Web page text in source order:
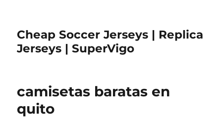
Cheap Soccer Jerseys | Replica
Jerseys | SuperVigo
camisetas baratas en
quito